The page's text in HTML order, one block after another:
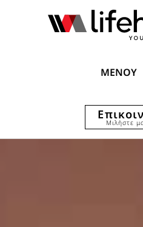
ΜΕΝΟΥ
Μιλήστε